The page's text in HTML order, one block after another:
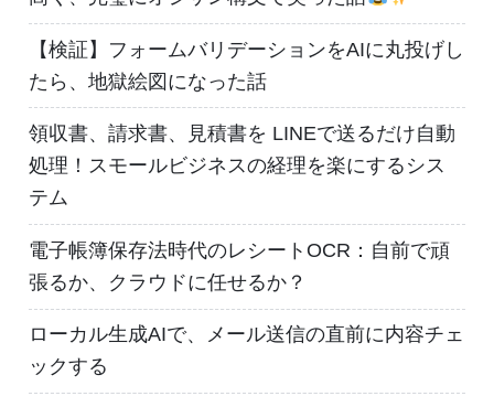
【検証】フォームバリデーションをAIに丸投げし
たら、地獄絵図になった話
領収書、請求書、見積書を LINEで送るだけ自動
処理！スモールビジネスの経理を楽にするシス
テム
電子帳簿保存法時代のレシートOCR：自前で頑
張るか、クラウドに任せるか？
ローカル生成AIで、メール送信の直前に内容チェ
ックする